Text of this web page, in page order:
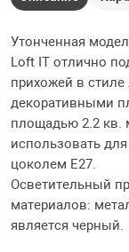
Утонченная
Loft IT отлично
прихожей в
декоративными
площадью 2.2 кв.
использовать
цоколем E27.
Осветительный
материалов:
является черный.